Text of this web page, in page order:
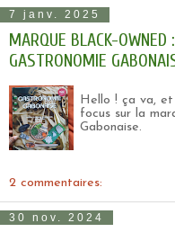
7 janv. 2025
MARQUE BLACK-OWNED :
GASTRONOMIE
Hello ! ça va, et
focus sur la
Gabonaise.
2 commentaires:
30 nov. 2024